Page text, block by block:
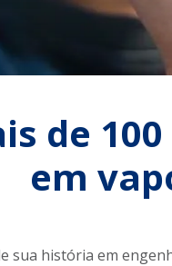
de
em
sua história em